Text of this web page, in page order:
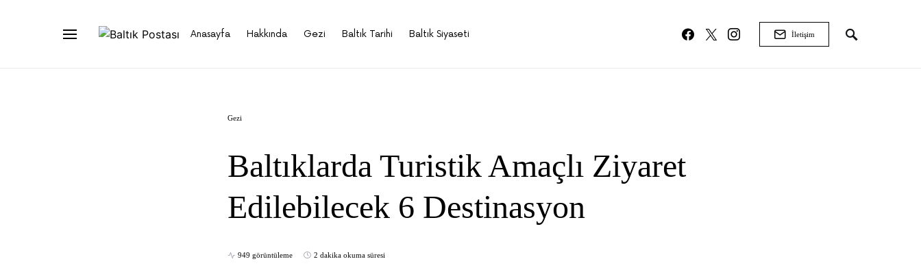
Anasayfa Hakkında Gezi Baltık Tarihi Baltık Siyaseti İletişim
Gezi
Baltıklarda Turistik Amaçlı Ziyaret
Edilebilecek 6 Destinasyon
949 görüntüleme 2 dakika okuma süresi